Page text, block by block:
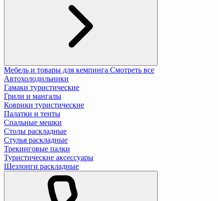
Мебель и товары для кемпинга Смотреть все
Автохолодильники
Гамаки туристические
Грили и мангалы
Коврики туристические
Палатки и тенты
Спальные мешки
Столы раскладные
Стулья раскладные
Трекинговые палки
Туристические аксессуары
Шезлонги раскладные